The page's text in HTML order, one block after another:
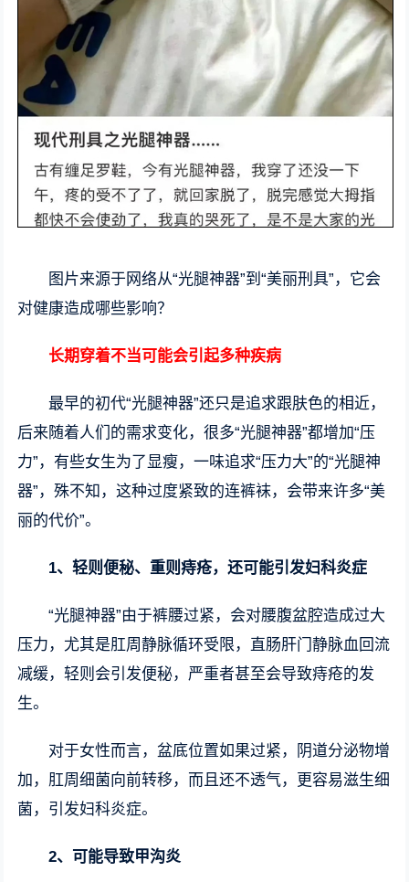
图片来源于网络从“光腿神器”到“美丽刑具”，它会
对健康造成哪些影响？
长期穿着不当可能会引起多种疾病
最早的初代“光腿神器”还只是追求跟肤色的相近，
后来随着人们的需求变化，很多“光腿神器”都增加“压
力”，有些女生为了显瘦，一味追求“压力大”的“光腿神
器”，殊不知，这种过度紧致的连裤袜，会带来许多“美
丽的代价”。
1、轻则便秘、重则痔疮，还可能引发妇科炎症
“光腿神器”由于裤腰过紧，会对腰腹盆腔造成过大
压力，尤其是肛周静脉循环受限，直肠肝门静脉血回流
减缓，轻则会引发便秘，严重者甚至会导致痔疮的发
生。
对于女性而言，盆底位置如果过紧，阴道分泌物增
加，肛周细菌向前转移，而且还不透气，更容易滋生细
菌，引发妇科炎症。
2、可能导致甲沟炎